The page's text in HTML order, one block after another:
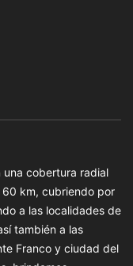
una cobertura radial
km, cubriendo por
a las localidades de
también a las
Franco y ciudad del